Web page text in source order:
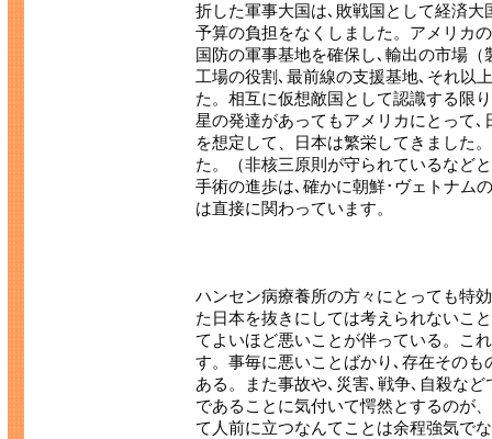
折した軍事大国は､敗戦国として経済
予算の負担をなくしました。アメリカ
国防の軍事基地を確保し､輸出の市場
工場の役割､最前線の支援基地､それ以
た。相互に仮想敵国として認識する限
星の発達があってもアメリカにとって
を想定して、日本は繁栄してきました
た。（非核三原則が守られているなど
手術の進歩は､確かに朝鮮･ヴェトナム
は直接に関わっています。
ハンセン病療養所の方々にとっても特
た日本を抜きにしては考えられないこ
てよいほど悪いことが伴っている。こ
す。事毎に悪いことばかり､存在その
ある。また事故や､災害､戦争､自殺な
であることに気付いて愕然とするのが
て人前に立つなんてことは余程強気で